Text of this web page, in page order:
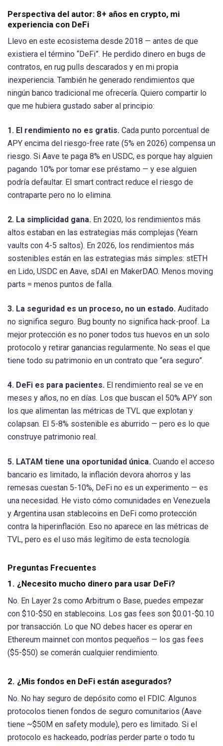
Perspectiva del autor: 8+ años en crypto, mi
experiencia con DeFi
Llevo en este ecosistema desde 2018 — antes de que
existiera el término “DeFi”. He perdido dinero en bugs de
contratos, en rug pulls descarados y en mi propia
inexperiencia. También he generado rendimientos que
ningún banco tradicional me ofrecería. Quiero compartir lo
que me hubiera gustado saber al principio:
1. El rendimiento no es gratis. Cada punto porcentual de
APY encima del riesgo-free rate (5% en 2026) compensa un
riesgo. Si Aave te paga 8% en USDC, es porque hay alguien
pagando 10% por tomar ese préstamo — y ese alguien
podría defaultar. El smart contract reduce el riesgo de
contraparte pero no lo elimina.
2. La simplicidad gana. En 2020, los rendimientos más
altos estaban en las estrategias más complejas (Yearn
vaults con 4-5 saltos). En 2026, los rendimientos más
sostenibles están en las estrategias más simples: stETH
en Lido, USDC en Aave, sDAI en MakerDAO. Menos moving
parts = menos puntos de falla.
3. La seguridad es un proceso, no un estado. Auditado
no significa seguro. Bug bounty no significa hack-proof. La
mejor protección es no poner todos tus huevos en un solo
protocolo y retirar ganancias regularmente. No seas el que
tiene todo su patrimonio en un contrato que “era seguro”.
4. DeFi es para pacientes. El rendimiento real se ve en
meses y años, no en días. Los que buscan el 50% APY son
los que alimentan las métricas de TVL que explotan y
colapsan. El 5-8% sostenible es aburrido — pero es lo que
construye patrimonio real.
5. LATAM tiene una oportunidad única. Cuando el acceso
bancario es limitado, la inflación devora ahorros y las
remesas cuestan 5-10%, DeFi no es un experimento — es
una necesidad. He visto cómo comunidades en Venezuela
y Argentina usan stablecoins en DeFi como protección
contra la hiperinflación. Eso no aparece en las métricas de
TVL, pero es el uso más legítimo de esta tecnología.
Preguntas Frecuentes
1. ¿Necesito mucho dinero para usar DeFi?
No. En Layer 2s como Arbitrum o Base, puedes empezar
con $10-$50 en stablecoins. Los gas fees son $0.01-$0.10
por transacción. Lo que NO debes hacer es operar en
Ethereum mainnet con montos pequeños — los gas fees
($5-$50) se comerán cualquier rendimiento.
2. ¿Mis fondos en DeFi están asegurados?
No. No hay seguro de depósito como el FDIC. Algunos
protocolos tienen fondos de seguro comunitarios (Aave
tiene ~$50M en safety module), pero es limitado. Si el
protocolo es hackeado, podrías perder parte o todo tu